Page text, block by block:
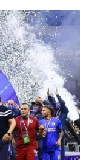
partido si